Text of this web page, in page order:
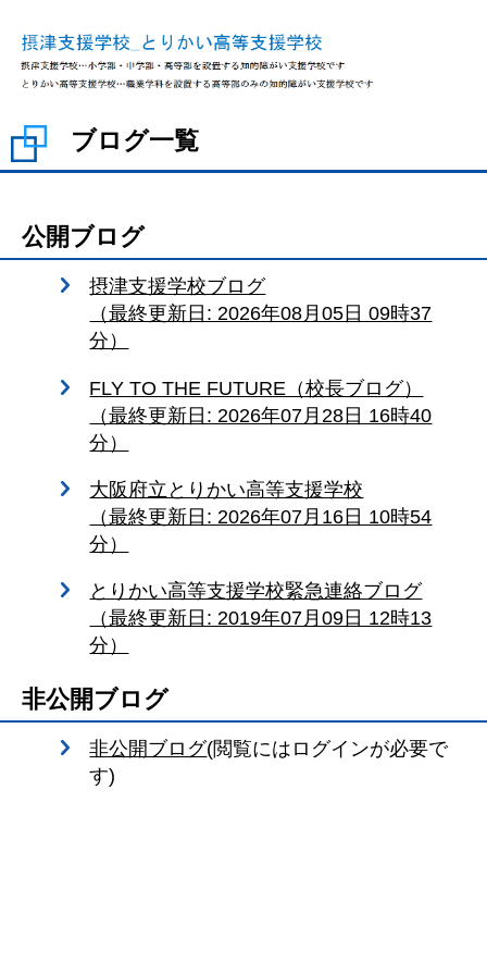
ブログ一覧
公開ブログ
摂津支援学校ブログ
（最終更新日: 2026年08月05日 09時37
分）
FLY TO THE FUTURE（校長ブログ）
（最終更新日: 2026年07月28日 16時40
分）
大阪府立とりかい高等支援学校
（最終更新日: 2026年07月16日 10時54
分）
とりかい高等支援学校緊急連絡ブログ
（最終更新日: 2019年07月09日 12時13
分）
非公開ブログ
非公開ブログ(閲覧にはログインが必要で
す)